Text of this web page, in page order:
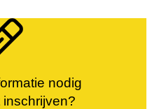
nodig
inschrijven?